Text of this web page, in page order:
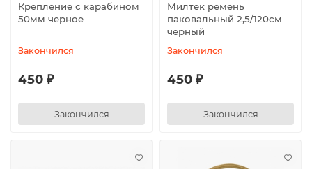
Крепление с карабином
50мм черное
Закончился
450 ₽
Закончился
Милтек ремень
паковальный 2,5/120см
черный
Закончился
450 ₽
Закончился